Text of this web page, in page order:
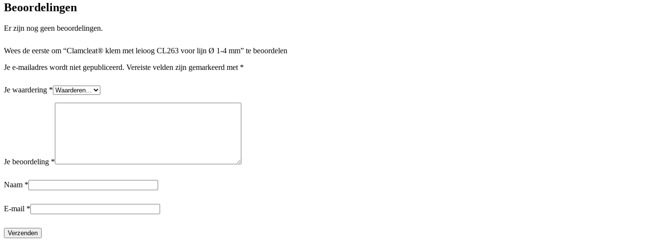
Beoordelingen
Er zijn nog geen beoordelingen.
Wees de eerste om “Clamcleat® klem met leioog CL263 voor lijn Ø 1-4 mm” te beoordelen
Je e-mailadres wordt niet gepubliceerd. Vereiste velden zijn gemarkeerd met *
Je waardering *
Je beoordeling *
Naam *
E-mail *